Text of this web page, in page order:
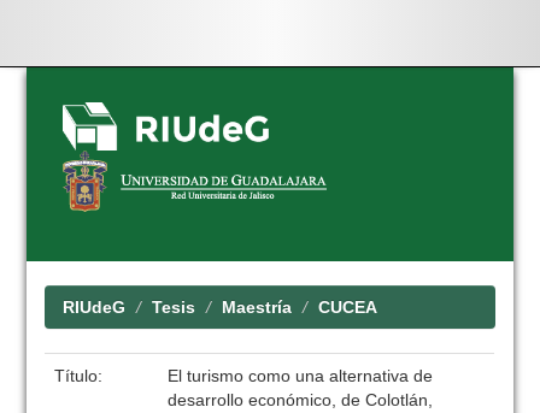
Skip
navigation
RIUdeG Tesis Maestría CUCEA
Título:
El turismo como una alternativa de
desarrollo económico, de Colotlán,